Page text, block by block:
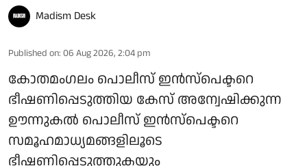
Madism Desk
Published on: 06 Aug 2026, 2:04 pm
കോതമംഗലം പൊലീസ് ഇൻസ്പെക്ടറെ
ഭീഷണിപ്പെടുത്തിയ കേസ് അന്വേഷിക്കുന്ന
ഊന്നുകൽ പൊലീസ് ഇൻസ്പെക്ടറെ
സമൂഹമാധ്യമങ്ങളിലൂടെ
ഭീഷണിപ്പെടുത്തുകയും